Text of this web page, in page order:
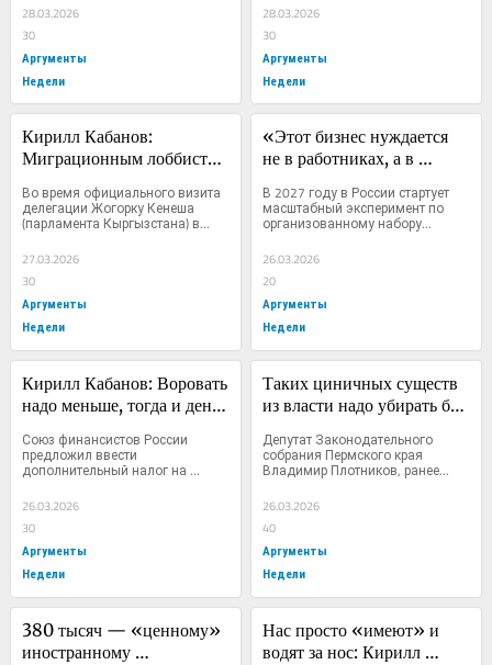
28.03.2026
30
Аргументы
Недели
28.03.2026
30
Аргументы
Недели
Кирилл Кабанов:
Миграционным лоббистам
национальную
идентичность и на рост
в России, им нужны
мигранты
Во время официального визита
делегации Жогорку Кенеша
(парламента Кыргызстана) в...
27.03.2026
30
Аргументы
Недели
«Этот бизнес нуждается
не в работниках, а в
Делягин — о скрытых
угрозах миграционной
В 2027 году в России стартует
масштабный эксперимент по
организованному набору...
26.03.2026
20
Аргументы
Недели
Кирилл Кабанов: Воровать
надо меньше, тогда и денег
Союз финансистов России
предложил ввести
дополнительный налог на
граждан,...
26.03.2026
30
Аргументы
Недели
Таких циничных существ
из власти надо убирать без
пределы России: Кирилл
Кабанов — о скандале с
Плотниковым
Депутат Законодательного
собрания Пермского края
Владимир Плотников, ранее...
26.03.2026
40
Аргументы
Недели
380 тысяч — «ценному»
иностранному
Нас просто «имеют» и
водят за нос: Кирилл